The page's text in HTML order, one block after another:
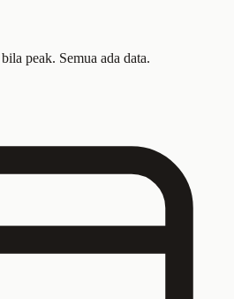
peak. Semua ada data.